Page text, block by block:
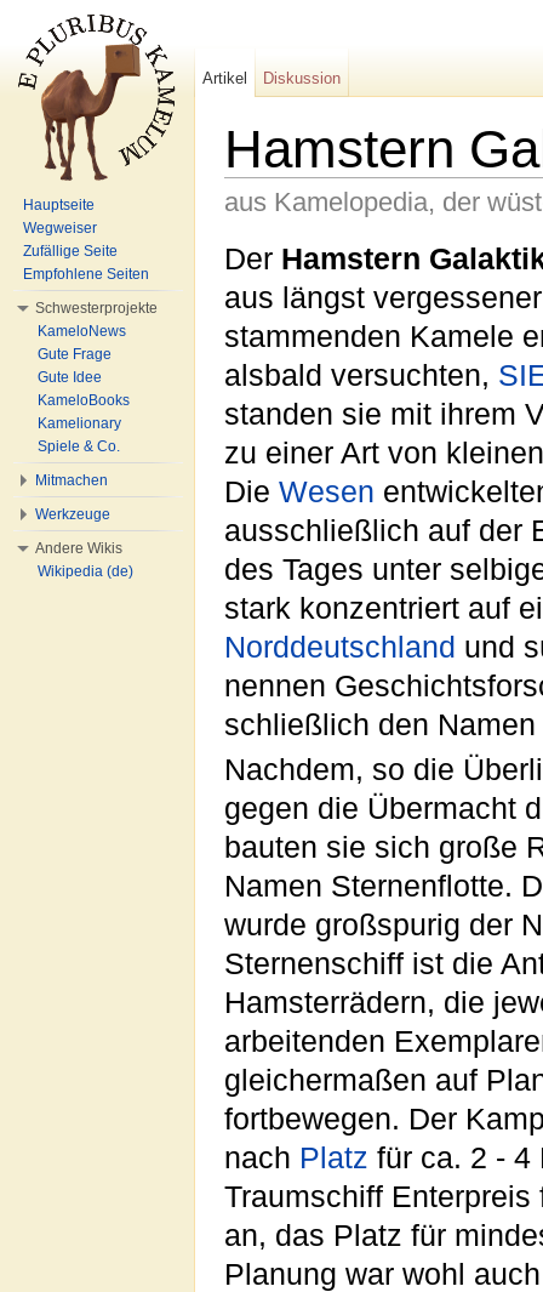
Hamstern
aus Kamelopedia, der
Der Hamstern
aus längst
stammenden Kamele
alsbald versuchten,
standen sie mit ihrem
zu einer Art von
Die Wesen
ausschließlich auf der
des Tages unter
stark konzentriert auf
Norddeutschland und
nennen
schließlich den
Nachdem, so die
gegen die Übermacht
bauten sie sich große
Namen Sternenflotte.
wurde großspurig der
Sternenschiff ist die
Hamsterrädern, die
arbeitenden
gleichermaßen auf
fortbewegen. Der
nach Platz für ca. 2 - 4
Traumschiff
an, das Platz für
Planung war wohl
Artikel Diskussion
Hauptseite
Wegweiser
Zufällige Seite
Empfohlene Seiten
Schwesterprojekte
KameloNews
Gute Frage
Gute Idee
KameloBooks
Kamelionary
Spiele & Co.
Mitmachen
Werkzeuge
Andere Wikis
Wikipedia (de)